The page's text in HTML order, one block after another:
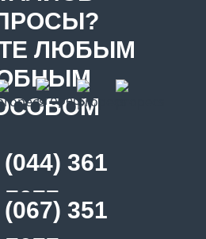
ЛЮБЫМ
361
7077 351